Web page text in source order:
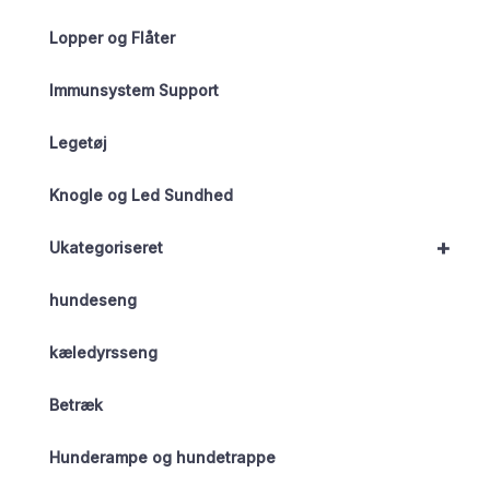
Lopper og Flåter
Immunsystem Support
Legetøj
Knogle og Led Sundhed
+
Ukategoriseret
hundeseng
kæledyrsseng
Betræk
Hunderampe og hundetrappe